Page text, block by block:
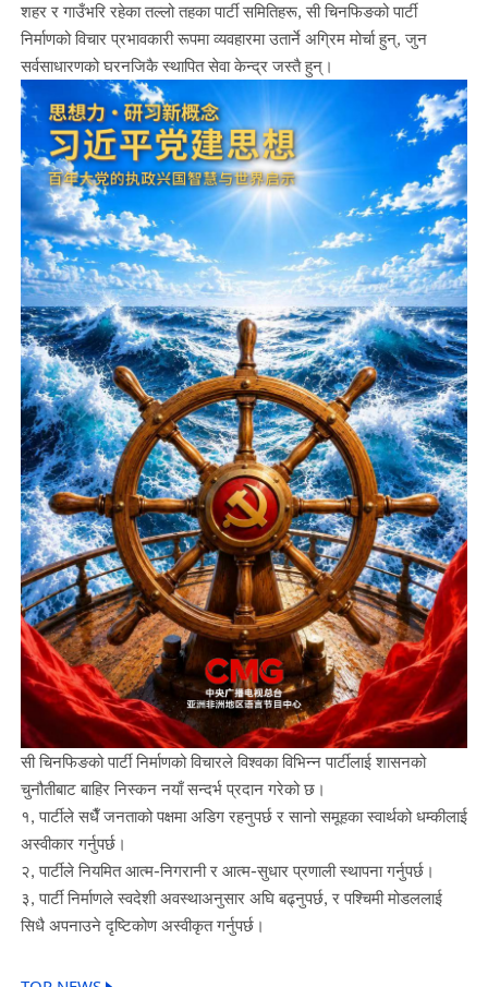
शहर र गाउँभरि रहेका तल्लो तहका पार्टी समितिहरू, सी चिनफिङको पार्टी
निर्माणको विचार प्रभावकारी रूपमा व्यवहारमा उतार्ने अग्रिम मोर्चा हुन्, जुन
सर्वसाधारणको घरनजिकै स्थापित सेवा केन्द्र जस्तै हुन्।
सी चिनफिङको पार्टी निर्माणको विचारले विश्वका विभिन्न पार्टीलाई शासनको
चुनौतीबाट बाहिर निस्कन नयाँ सन्दर्भ प्रदान गरेको छ।
१, पार्टीले सधैँ जनताको पक्षमा अडिग रहनुपर्छ र सानो समूहका स्वार्थको धम्कीलाई
अस्वीकार गर्नुपर्छ।
२, पार्टीले नियमित आत्म-निगरानी र आत्म-सुधार प्रणाली स्थापना गर्नुपर्छ।
३, पार्टी निर्माणले स्वदेशी अवस्थाअनुसार अघि बढ्नुपर्छ, र पश्चिमी मोडललाई
सिधै अपनाउने दृष्टिकोण अस्वीकृत गर्नुपर्छ।